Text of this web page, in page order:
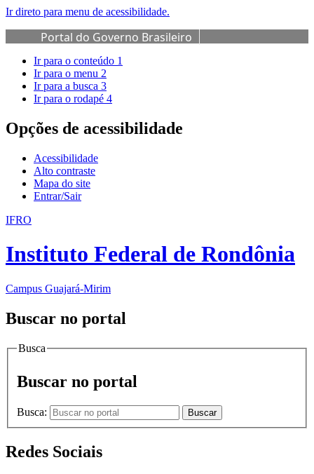
Ir direto para menu de acessibilidade.
Portal do Governo Brasileiro
Ir para o conteúdo 1
Ir para o menu 2
Ir para a busca 3
Ir para o rodapé 4
Opções de acessibilidade
Acessibilidade
Alto contraste
Mapa do site
Entrar/Sair
IFRO
Instituto Federal de Rondônia
Campus Guajará-Mirim
Buscar no portal
Busca
Buscar no portal
Busca: Buscar
Redes Sociais